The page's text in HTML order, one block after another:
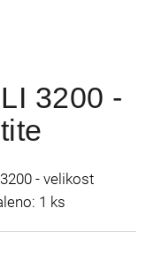
3200 -
- velikost
1 ks